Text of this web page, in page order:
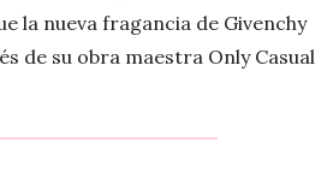
la nueva fragancia de Givenchy
de su obra maestra Only Casual